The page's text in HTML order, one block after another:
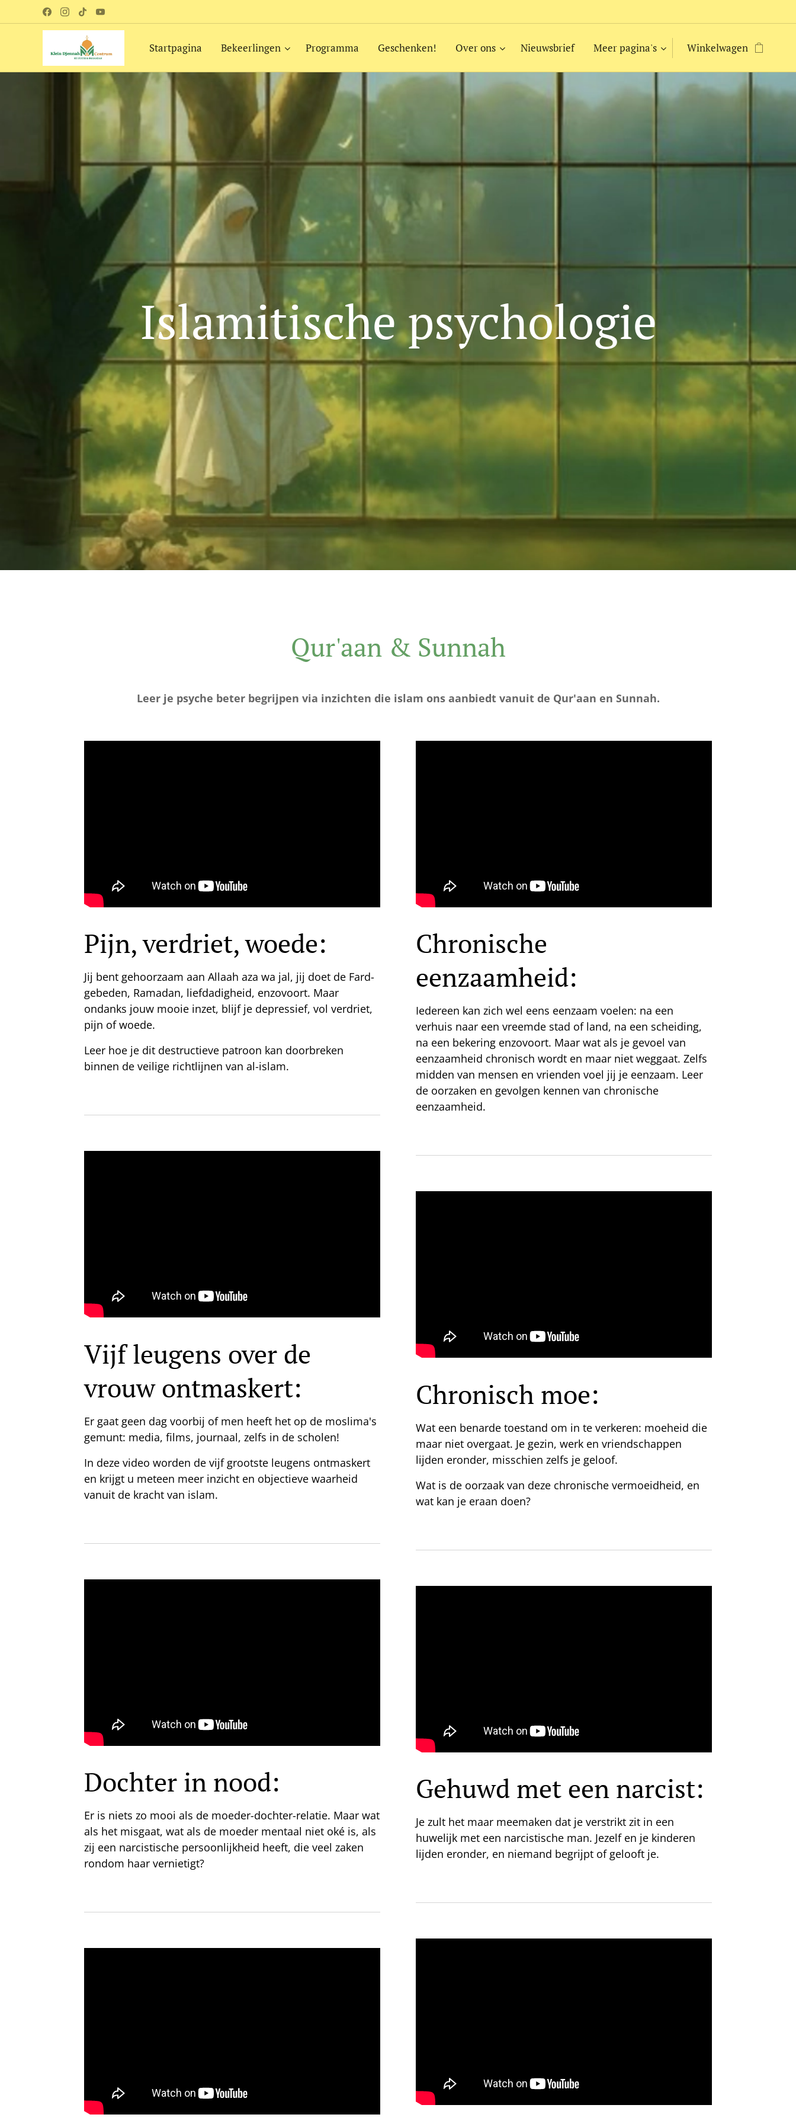
Startpagina Bekeerlingen Programma Geschenken! Over ons Nieuwsbrief Meer pagina's Winkelwagen
Islamitische psychologie
Qur'aan & Sunnah
Leer je psyche beter begrijpen via inzichten die islam ons aanbiedt vanuit de Qur'aan en Sunnah.
Pijn, verdriet, woede:
Jij bent gehoorzaam aan Allaah aza wa jal, jij doet de Fard-
gebeden, Ramadan, liefdadigheid, enzovoort. Maar
ondanks jouw mooie inzet, blijf je depressief, vol verdriet,
pijn of woede.
Leer hoe je dit destructieve patroon kan doorbreken
binnen de veilige richtlijnen van al-islam.
Vijf leugens over de
vrouw ontmaskert:
Er gaat geen dag voorbij of men heeft het op de moslima's
gemunt: media, films, journaal, zelfs in de scholen!
In deze video worden de vijf grootste leugens ontmaskert
en krijgt u meteen meer inzicht en objectieve waarheid
vanuit de kracht van islam.
Dochter in nood:
Er is niets zo mooi als de moeder-dochter-relatie. Maar wat
als het misgaat, wat als de moeder mentaal niet oké is, als
zij een narcistische persoonlijkheid heeft, die veel zaken
rondom haar vernietigt?
Chronische
eenzaamheid:
Iedereen kan zich wel eens eenzaam voelen: na een
verhuis naar een vreemde stad of land, na een scheiding,
na een bekering enzovoort. Maar wat als je gevoel van
eenzaamheid chronisch wordt en maar niet weggaat. Zelfs
midden van mensen en vrienden voel jij je eenzaam. Leer
de oorzaken en gevolgen kennen van chronische
eenzaamheid.
Chronisch moe:
Wat een benarde toestand om in te verkeren: moeheid die
maar niet overgaat. Je gezin, werk en vriendschappen
lijden eronder, misschien zelfs je geloof.
Wat is de oorzaak van deze chronische vermoeidheid, en
wat kan je eraan doen?
Gehuwd met een narcist:
Je zult het maar meemaken dat je verstrikt zit in een
huwelijk met een narcistische man. Jezelf en je kinderen
lijden eronder, en niemand begrijpt of gelooft je.